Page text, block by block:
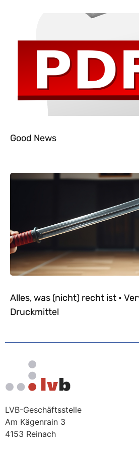
Good News
Alles, was (nicht) recht ist •
Druckmittel
LVB-Geschäftsstelle
Am Kägenrain 3
4153 Reinach